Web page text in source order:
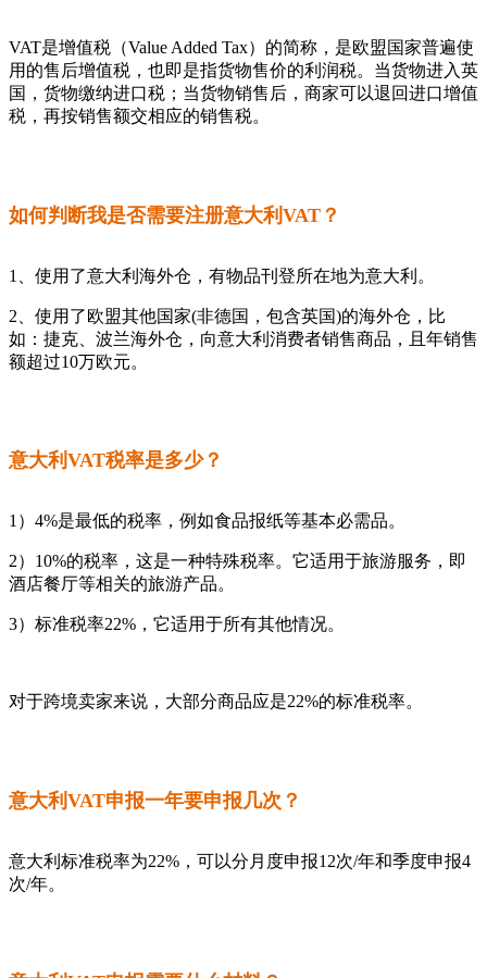
VAT是增值税（Value Added Tax）的简称，是欧盟国家普遍使
用的售后增值税，也即是指货物售价的利润税。当货物进入英
国，货物缴纳进口税；当货物销售后，商家可以退回进口增值
税，再按销售额交相应的销售税。
如何判断我是否需要注册意大利VAT？
1、使用了意大利海外仓，有物品刊登所在地为意大利。
2、使用了欧盟其他国家(非德国，包含英国)的海外仓，比
如：捷克、波兰海外仓，向意大利消费者销售商品，且年销售
额超过10万欧元。
意大利VAT税率是多少？
1）4%是最低的税率，例如食品报纸等基本必需品。
2）10%的税率，这是一种特殊税率。它适用于旅游服务，即
酒店餐厅等相关的旅游产品。
3）标准税率22%，它适用于所有其他情况。
对于跨境卖家来说，大部分商品应是22%的标准税率。
意大利VAT申报一年要申报几次？
意大利标准税率为22%，可以分月度申报12次/年和季度申报4
次/年。